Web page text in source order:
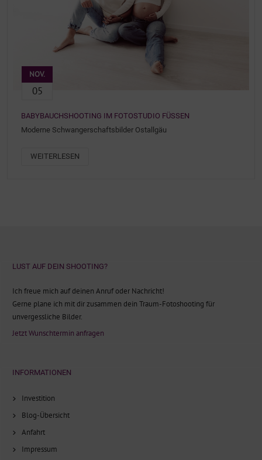
NOV.
05
BABYBAUCHSHOOTING IM FOTOSTUDIO FÜSSEN
Moderne Schwangerschaftsbilder Ostallgäu
WEITERLESEN
LUST AUF DEIN SHOOTING?
Ich freue mich auf deinen Anruf oder Nachricht!
Gerne plane ich mit dir zusammen dein Traum-Fotoshooting für
unvergessliche Bilder.
Jetzt Wunschtermin anfragen
INFORMATIONEN
Investition
Blog-Übersicht
Anfahrt
Impressum